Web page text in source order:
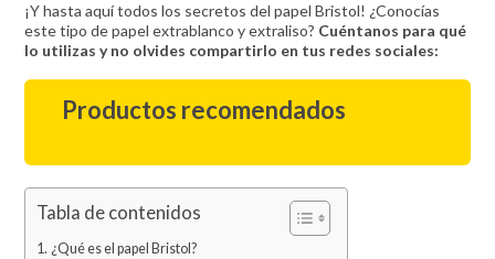
¡Y hasta aquí todos los secretos del papel Bristol! ¿Conocías
este tipo de papel extrablanco y extraliso? Cuéntanos para qué
lo utilizas y no olvides compartirlo en tus redes sociales:
Productos recomendados
Tabla de contenidos
¿Qué es el papel Bristol?